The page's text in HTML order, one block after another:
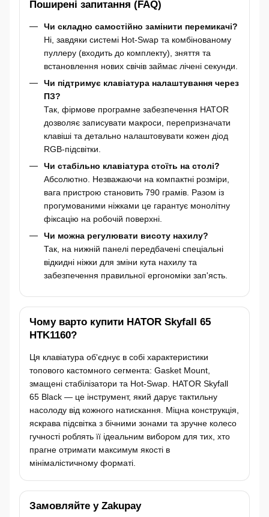
Поширені запитання (FAQ)
Чи складно самостійно замінити перемикачі?
Ні, завдяки системі Hot-Swap та комбінованому
пуллеру (входить до комплекту), зняття та
встановлення нових свічів займає лічені секунди.
Чи підтримує клавіатура налаштування через
ПЗ?
Так, фірмове програмне забезпечення HATOR
дозволяє записувати макроси, перепризначати
клавіші та детально налаштовувати кожен діод
RGB-підсвітки.
Чи стабільно клавіатура стоїть на столі?
Абсолютно. Незважаючи на компактні розміри,
вага пристрою становить 790 грамів. Разом із
прогумованими ніжками це гарантує монолітну
фіксацію на робочій поверхні.
Чи можна регулювати висоту нахилу?
Так, на нижній панелі передбачені спеціальні
відкидні ніжки для зміни кута нахилу та
забезпечення правильної ергономіки зап'ясть.
Чому варто купити HATOR Skyfall 65
HTK1160?
Ця клавіатура об'єднує в собі характеристики
топового кастомного сегмента: Gasket Mount,
змащені стабілізатори та Hot-Swap. HATOR Skyfall
65 Black — це інструмент, який дарує тактильну
насолоду від кожного натискання. Міцна конструкція,
яскрава підсвітка з бічними зонами та зручне колесо
гучності роблять її ідеальним вибором для тих, хто
прагне отримати максимум якості в
мінімалістичному форматі.
Замовляйте у Zakupay